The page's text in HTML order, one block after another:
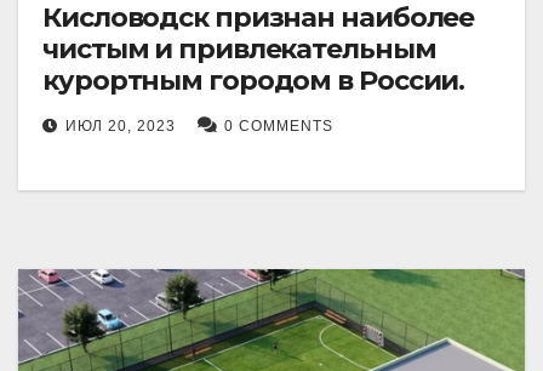
Кисловодск признан наиболее
чистым и привлекательным
курортным городом в России.
ИЮЛ 20, 2023 0 COMMENTS